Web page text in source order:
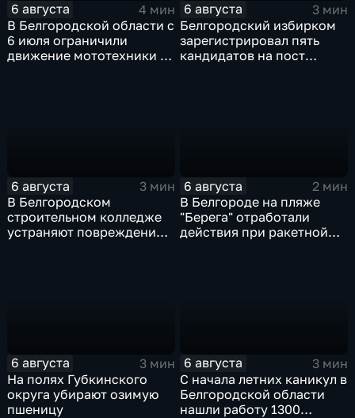
6 августа
4 мин
В Белгородской области с
6 июля ограничили
движение мототехники в
6 августа
3 мин
Белгородский избирком
зарегистрировал пять
кандидатов на пост
6 августа
3 мин
В Белгородском
строительном колледже
устраняют повреждения
6 августа
2 мин
В Белгороде на пляже
"Берега" отработали
действия при ракетной
6 августа
3 мин
На полях Губкинского
округа убирают озимую
пшеницу
6 августа
3 мин
С начала летних каникул в
Белгородской области
нашли работу 1300